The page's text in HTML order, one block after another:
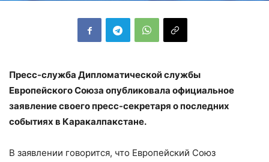
Пресс-служба Дипломатической службы
Европейского Союза опубликовала официальное
заявление своего пресс-секретаря о последних
событиях в Каракалпакстане.
В заявлении говорится, что Европейский Союз